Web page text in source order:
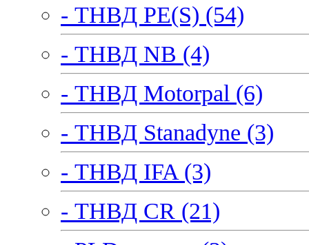
- ТНВД PE(S) (54)
- ТНВД NB (4)
- ТНВД Motorpal (6)
- ТНВД Stanadyne (3)
- ТНВД IFA (3)
- ТНВД CR (21)